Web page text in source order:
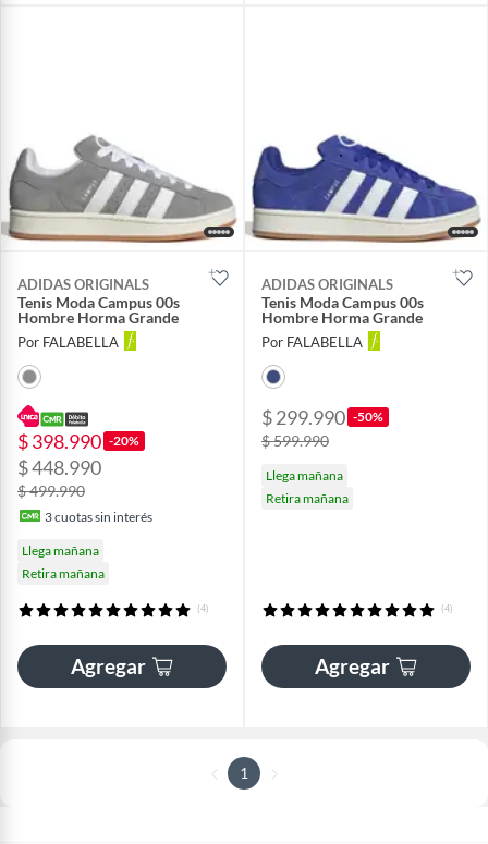
ADIDAS ORIGINALS
Tenis Moda Campus 00s
Hombre Horma Grande
Por FALABELLA
$ 398.990 -20%
$ 448.990
$ 499.990
3cuotas sin interés
Llega mañana
Retira mañana
(4)
Agregar
ADIDAS ORIGINALS
Tenis Moda Campus 00s
Hombre Horma Grande
Por FALABELLA
$ 299.990 -50%
$ 599.990
Llega mañana
Retira mañana
(4)
Agregar
1